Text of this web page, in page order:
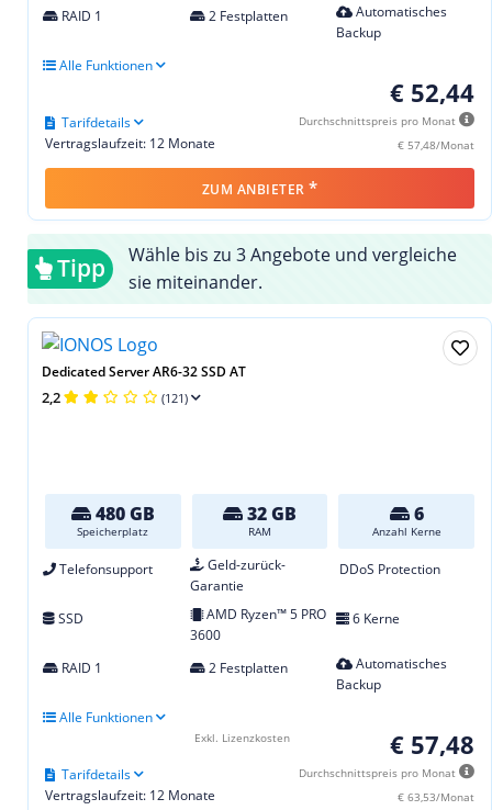
RAID 1 2 Festplatten
Automatisches
Backup
Alle Funktionen
€ 52,44
Durchschnittspreis pro Monat
€ 57,48/Monat
Vertragslaufzeit: 12 Monate
Tarifdetails
ZUM ANBIETER *
Tipp
Wähle bis zu 3 Angebote und vergleiche
sie miteinander.
Dedicated Server AR6-32 SSD AT
2,2 (121)
480 GB
Speicherplatz
32 GB
RAM
6
Anzahl Kerne
Telefonsupport
Geld-zurück-
Garantie
DDoS Protection
SSD
AMD Ryzen™ 5 PRO
3600
6 Kerne
RAID 1 2 Festplatten
Automatisches
Backup
Alle Funktionen
€ 57,48
Durchschnittspreis pro Monat
€ 63,53/Monat
Vertragslaufzeit: 12 Monate
Tarifdetails
Exkl. Lizenzkosten